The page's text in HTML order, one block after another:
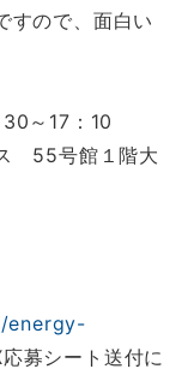
すので、面白い
～17：10
55号館１階大
energy-
募シート送付に